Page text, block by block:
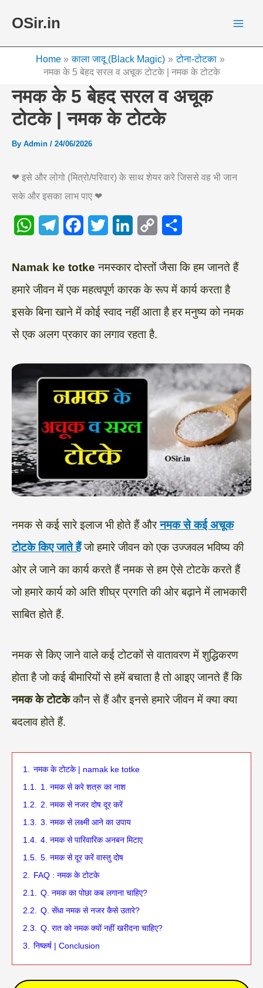
OSir.in
Home काला जादू (Black Magic)
टोना-टोटका
नमक के 5 बेहद सरल व अचूक टोटके | नमक के टोटके
नमक के 5 बेहद सरल व अचूक
टोटके | नमक के टोटके
By Admin / 24/06/2026
❤ इसे और लोगो (मित्रो/परिवार) के साथ शेयर करे जिससे वह भी जान
सके और इसका लाभ पाए ❤
W
a
t
s
p
l
e
m
c
e
k
i
t
n
k
e
n
p
y
k
a
r
Namak ke totke नमस्कार दोस्तों जैसा कि हम जानते हैं
हमारे जीवन में एक महत्वपूर्ण कारक के रूप में कार्य करता है
इसके बिना खाने में कोई स्वाद नहीं आता है हर मनुष्य को नमक
से एक अलग प्रकार का लगाव रहता है.
नमक से कई सारे इलाज भी होते हैं औरनमक से कई अचूक
टोटके किए जाते हैंजो हमारे जीवन को एक उज्जवल भविष्य की
ओर ले जाने का कार्य करते हैं नमक से हम ऐसे टोटके करते हैं
जो हमारे कार्य को अति शीघ्र प्रगति की ओर बढ़ाने में लाभकारी
साबित होते हैं.
नमक से किए जाने वाले कई टोटकों से वातावरण में शुद्धिकरण
होता है जो कई बीमारियों से हमें बचाता है तो आइए जानते हैं कि
नमक के टोटकेकौन से हैं और इनसे हमारे जीवन में क्या क्या
बदलाव होते हैं.
1.
नमक के टोटके | namak ke totke
1.1.
1. नमक से करे शत्रु का नाश
1.2.
2. नमक से नजर दोष दूर करें
1.3.
3. नमक से लक्ष्मी आने का उपाय
1.4.
4. नमक से पारिवारिक अनबन मिटाए
1.5.
5. नमक से दूर करें वास्तु दोष
2.
FAQ : नमक के टोटके
2.1.
Q. नमक का पोछा कब लगाना चाहिए?
2.2.
Q. सेंधा नमक से नजर कैसे उतारे?
2.3.
Q. रात को नमक क्यों नहीं खरीदना चाहिए?
3.
निष्कर्ष | Conclusion